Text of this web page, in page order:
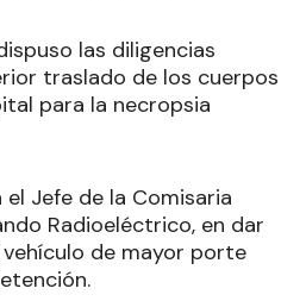
las diligencias
traslado de los cuerpos
para la necropsia
Jefe de la Comisaria
Radioeléctrico, en dar
de mayor porte